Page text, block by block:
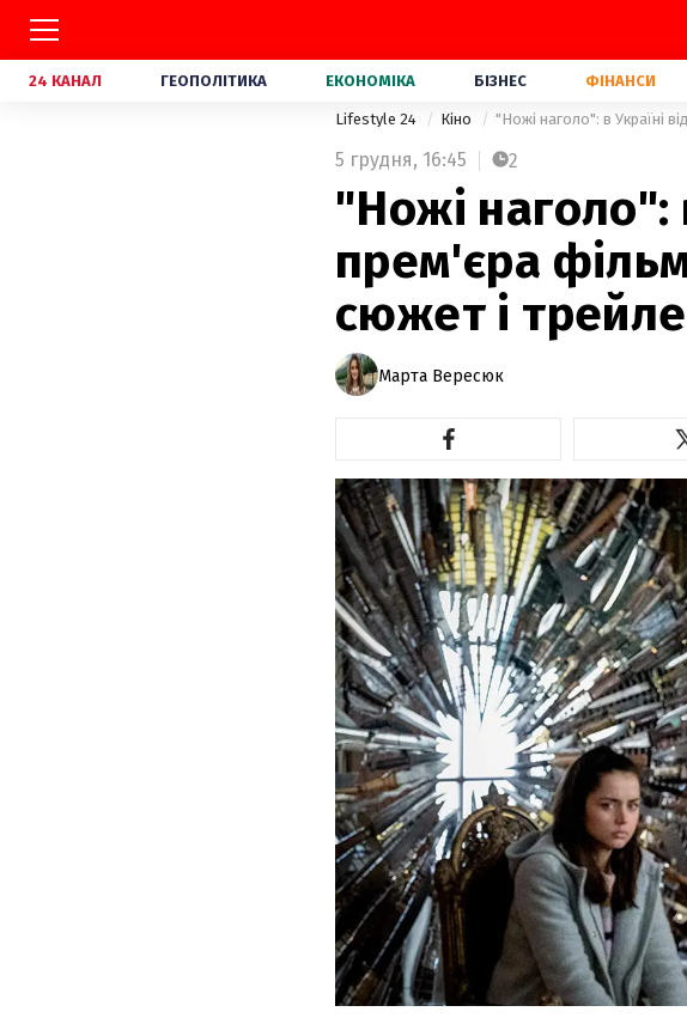
24 КАНАЛ ГЕОПОЛІТИКА ЕКОНОМІКА БІЗНЕС ФІНАНСИ
Lifestyle 24 Кіно "Ножі наголо": в Україні
5 грудня, 16:45 2
"Ножі наголо":
прем'єра
сюжет і
Марта Вересюк